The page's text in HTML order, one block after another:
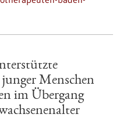
Menschen
im Übergang